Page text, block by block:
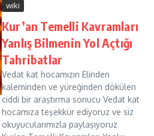
wiki
Kur’an Temelli Kavramları
Yanlış Bilmenin Yol Açtığı
Tahribatlar
Vedat kat hocamızın Elinden
kaleminden ve yüreğinden dökülen
ciddi bir araştırma sonucu Vedat kat
hocamıza teşekkür ediyoruz ve siz
okuyucularımızla paylaşıyoruz